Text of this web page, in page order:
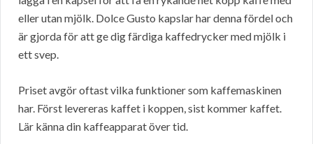
eller utan mjölk. Dolce Gusto kapslar har denna fördel och
är gjorda för att ge dig färdiga kaffedrycker med mjölk i
ett svep.
Priset avgör oftast vilka funktioner som kaffemaskinen
har. Först levereras kaffet i koppen, sist kommer kaffet.
Lär känna din kaffeapparat över tid.